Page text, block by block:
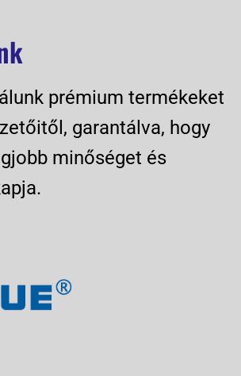
prémium termékeket
garantálva, hogy
minőséget és